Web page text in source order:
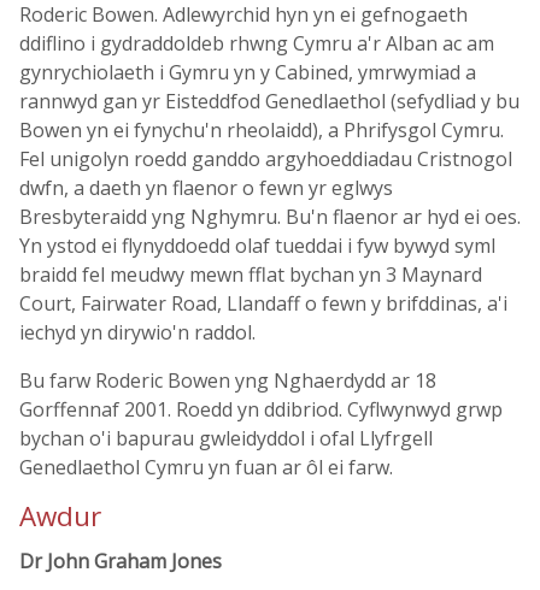
Roderic Bowen. Adlewyrchid hyn yn ei gefnogaeth
ddiflino i gydraddoldeb rhwng Cymru a'r Alban ac am
gynrychiolaeth i Gymru yn y Cabined, ymrwymiad a
rannwyd gan yr Eisteddfod Genedlaethol (sefydliad y bu
Bowen yn ei fynychu'n rheolaidd), a Phrifysgol Cymru.
Fel unigolyn roedd ganddo argyhoeddiadau Cristnogol
dwfn, a daeth yn flaenor o fewn yr eglwys
Bresbyteraidd yng Nghymru. Bu'n flaenor ar hyd ei oes.
Yn ystod ei flynyddoedd olaf tueddai i fyw bywyd syml
braidd fel meudwy mewn fflat bychan yn 3 Maynard
Court, Fairwater Road, Llandaff o fewn y brifddinas, a'i
iechyd yn dirywio'n raddol.
Bu farw Roderic Bowen yng Nghaerdydd ar 18
Gorffennaf 2001. Roedd yn ddibriod. Cyflwynwyd grwp
bychan o'i bapurau gwleidyddol i ofal Llyfrgell
Genedlaethol Cymru yn fuan ar ôl ei farw.
Awdur
Dr John Graham Jones